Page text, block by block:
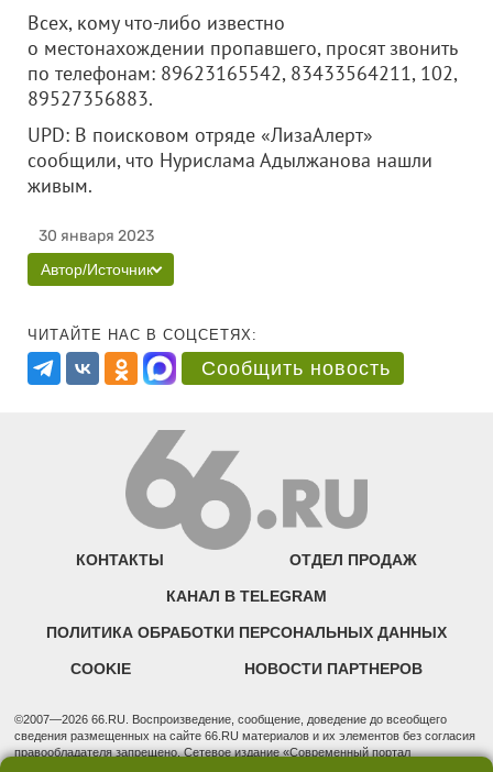
Всех, кому что-либо известно
о местонахождении пропавшего, просят звонить
по телефонам: 89623165542, 83433564211, 102,
89527356883.
UPD: В поисковом отряде «ЛизаАлерт»
сообщили, что Нурислама Адылжанова нашли
живым.
30 января 2023
Автор/Источник
ЧИТАЙТЕ НАС В СОЦСЕТЯХ:
Сообщить новость
КОНТАКТЫ ОТДЕЛ ПРОДАЖ
КАНАЛ В TELEGRAM
ПОЛИТИКА ОБРАБОТКИ ПЕРСОНАЛЬНЫХ ДАННЫХ
COOKIE НОВОСТИ ПАРТНЕРОВ
©2007—2026 66.RU. Воспроизведение, сообщение, доведение до всеобщего
сведения размещенных на сайте 66.RU материалов и их элементов без согласия
правообладателя запрещено. Сетевое издание «Современный портал